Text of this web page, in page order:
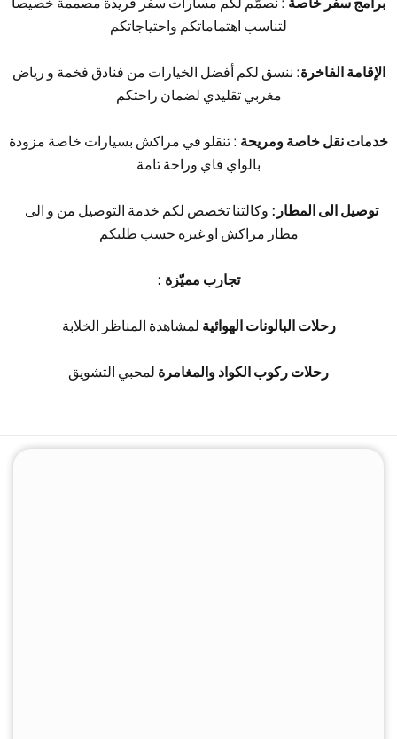
لتناسب اهتماماتكم واحتياجاتكم
الإقامة الفاخرة: ننسق لكم أفضل الخيارات من فنادق فخمة و رياض
مغربي تقليدي لضمان راحتكم
خدمات نقل خاصة ومريحة : تنقلو في مراكش بسيارات خاصة مزودة
بالواي فاي وراحة تامة
توصيل الى المطار: وكالتنا تخصص لكم خدمة التوصيل من و الى
مطار مراكش او غيره حسب طلبكم
: تجارب مميّزة
رحلات البالونات الهوائية لمشاهدة المناظر الخلابة
رحلات ركوب الكواد والمغامرة لمحبي التشويق